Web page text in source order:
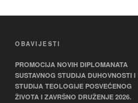
OBAVIJESTI
PROMOCIJA NOVIH DIPLOMANATA
SUSTAVNOG STUDIJA DUHOVNOSTI I
STUDIJA TEOLOGIJE POSVEĆENOG
ŽIVOTA I ZAVRŠNO DRUŽENJE 2026.